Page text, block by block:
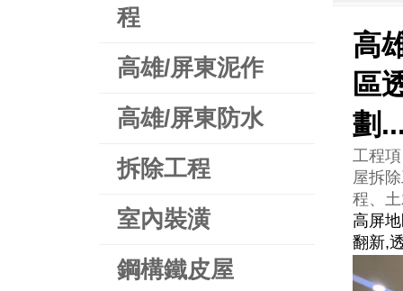
程
高雄/屏東泥作
高雄/屏東防水
拆除工程
室內裝潢
鋼構鐵皮屋
高
區
劃
工程
屋拆
程、
高屏
翻新,